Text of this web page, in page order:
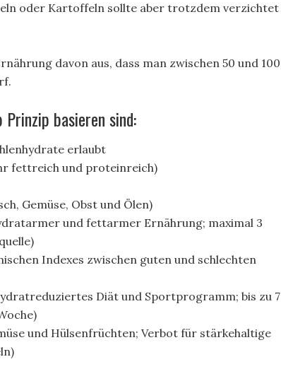
oder Kartoffeln sollte aber trotzdem verzichtet
davon aus, dass man zwischen 50 und 100
basieren sind:
erlaubt
fettreich und proteinreich)
Gemüse, Obst und Ölen)
und fettarmer Ernährung; maximal 3
Indexes zwischen guten und schlechten
Diät und Sportprogramm; bis zu 7
und Hülsenfrüchten; Verbot für stärkehaltige